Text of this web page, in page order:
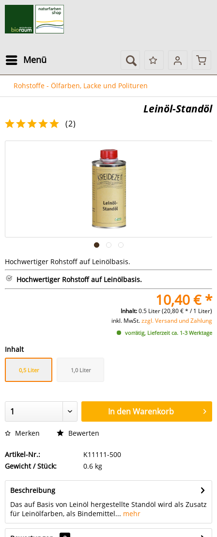
Menü
Rohstoffe - Ölfarben, Lacke und Polituren
Leinöl-Standöl
(2)
Hochwertiger Rohstoff auf Leinölbasis.
Hochwertiger Rohstoff auf Leinölbasis.
10,40 € *
Inhalt:0.5 Liter (20,80 € * / 1 Liter)
inkl. MwSt.zzgl. Versand und Zahlung
vorrätig, Lieferzeit ca. 1-3 Werktage
Inhalt
0,5 Liter 1,0 Liter
In denWarenkorb
Merken Bewerten
Artikel-Nr.:
K11111-500
Gewicht / Stück:
0.6 kg
Beschreibung
Das auf Basis von Leinöl hergestellte Standöl wird als Zusatz
für Leinölfarben, als Bindemittel... mehr